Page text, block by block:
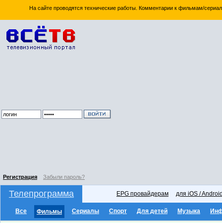
На сайте проводятся технические работы. Комментарии к фильмам/
Регистрация Забыли пароль?
Телепрограмма EPG провайдерам для iOS /
Все Фильмы Сериалы Спорт Для детей Музыка